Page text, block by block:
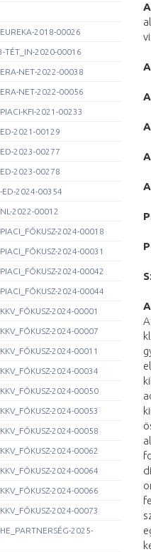
2018-00026
TÉT_IN-2020-00016
NET-2022-00038
NET-2022-00056
KFI-2021-00233
2021-00129
2023-00277
2023-00278
2024-00354
2022-00012
2024-00018
2024-00031
2024-00042
2024-00044
2024-00001
2024-00007
2024-00011
2024-00034
2024-00050
2024-00053
2024-00058
2024-00062
2024-00064
2024-00066
2024-00073
2025-
A